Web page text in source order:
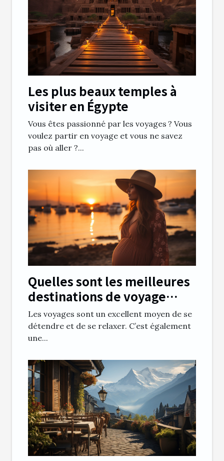
Les plus beaux temples à
visiter en Égypte
Vous êtes passionné par les voyages ? Vous
voulez partir en voyage et vous ne savez
pas où aller ?...
Quelles sont les meilleures
destinations de voyage
pour une femme enceinte ?
Les voyages sont un excellent moyen de se
détendre et de se relaxer. C’est également
une...